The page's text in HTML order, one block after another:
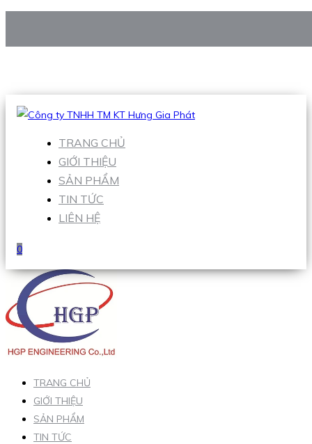
Hotline:0938 906 663
TRANG CHỦ
GIỚI THIỆU
SẢN PHẨM
TIN TỨC
LIÊN HỆ
0
TRANG CHỦ
GIỚI THIỆU
SẢN PHẨM
TIN TỨC